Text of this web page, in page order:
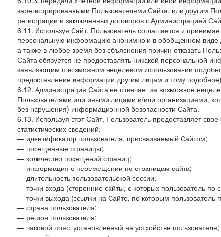
зарегистрированными Пользователями Сайта, или другим
регистрации и заключенных договоров с Администрацией
6.11. Используя Сайт, Пользователь соглашается и
персональную информацию анонимно и в обобщенном виде
а также в любое время без объяснения причин отказать
Сайта обязуется не предоставлять никакой персональной
заявляющим о возможном нецелевом использовании
предоставление информации другим лицам и тому
6.12. Администрация Сайта не отвечает за возможное
Пользователями или иными лицами и/или организациями,
без нарушения) информационной безопасности Сайта.
6.13. Используя этот Сайт, Пользователь предоставляет
статистических сведений:
— идентификатор пользователя, присваиваемый Сайтом;
— посещенные страницы;
— количество посещений страниц;
— информация о перемещении по страницам сайта;
— длительность пользовательской сессии;
— точки входа (сторонние сайты, с которых пользователь по
— точки выхода (ссылки на Сайте, по которым пользователь
— страна пользователя;
— регион пользователя;
— часовой пояс, установленный на устройстве пользователя;